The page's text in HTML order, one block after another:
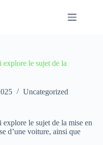
le sujet de la
Uncategorized
le sujet de la mise en
d’une voiture, ainsi que